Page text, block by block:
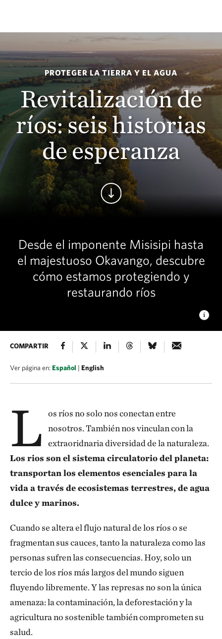
PROTEGER LA TIERRA Y EL AGUA
Revitalización de
ríos: seis historias
de esperanza
Seguir
Desde el imponente Misisipi hasta
el majestuoso Okavango, descubre
cómo estamos protegiendo y
restaurando ríos
RÍO MISISIPI
Vista aérea del dique del río Misisipi cerca de
COMPARTIR
Ver página en:Español | English
L
os ríos no solo nos conectan entre
nosotros. También nos vinculan con la
extraoridnaria diversidad de la naturaleza.
Los rios son el sistema circulatorio del planeta:
transportan los elementos esenciales para la
vida a través de ecosistemas terrestres, de agua
dulce y marinos.
Cuando se altera el flujo natural de los ríos o se
fragmentan sus cauces, tanto la naturaleza como las
personas sufren las consecuencias. Hoy, solo un
tercio de los ríos más largos del mundo siguen
fluyendo libremente. Y las represas no son la única
amenaza: la contaminación, la deforestación y la
agricultura no sostenible también comprometen su
salud.